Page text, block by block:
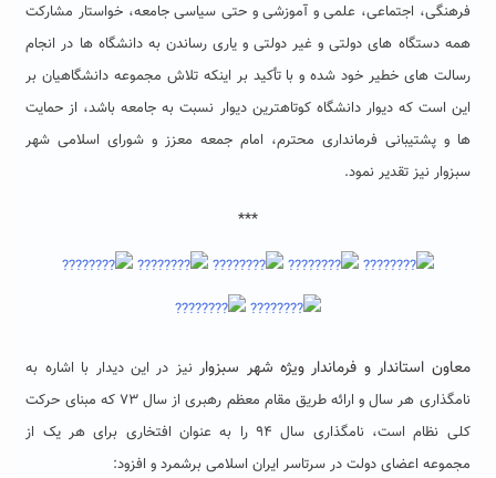
فرهنگی، اجتماعی، علمی و آموزشی و حتی سیاسی جامعه، خواستار مشارکت
همه دستگاه های دولتی و غیر دولتی و یاری رساندن به دانشگاه ها در انجام
رسالت های خطیر خود شده و با تأکید بر اینکه تلاش مجموعه دانشگاهیان بر
این است که دیوار دانشگاه کوتاهترین دیوار نسبت به جامعه باشد، از حمایت
ها و پشتیبانی فرمانداری محترم، امام جمعه معزز و شورای اسلامی شهر
سبزوار نیز تقدیر نمود.
***
معاون استاندار و فرماندار ویژه شهر سبزوارنیز در این دیدار با اشاره به
نامگذاری هر سال و ارائه طریق مقام معظم رهبری از سال ۷۳ که مبنای حرکت
کلی نظام است، نامگذاری سال ۹۴ را به عنوان افتخاری برای هر یک از
مجموعه اعضای دولت در سرتاسر ایران اسلامی برشمرد و افزود: